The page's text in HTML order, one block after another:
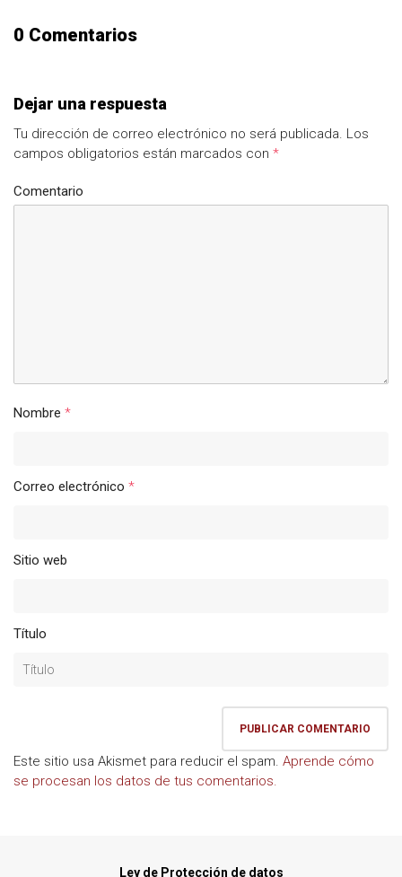
0 Comentarios
Dejar una respuesta
Tu dirección de correo electrónico no será publicada. Los
campos obligatorios están marcados con *
Comentario
Nombre *
Correo electrónico *
Sitio web
Título
Este sitio usa Akismet para reducir el spam. Aprende cómo
se procesan los datos de tus comentarios.
Ley de Protección de datos